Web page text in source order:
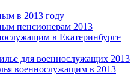
в 2013 году
пенсионерам 2013
в Екатеринбурге
для военнослужащих 2013
военнослужащим в 2013